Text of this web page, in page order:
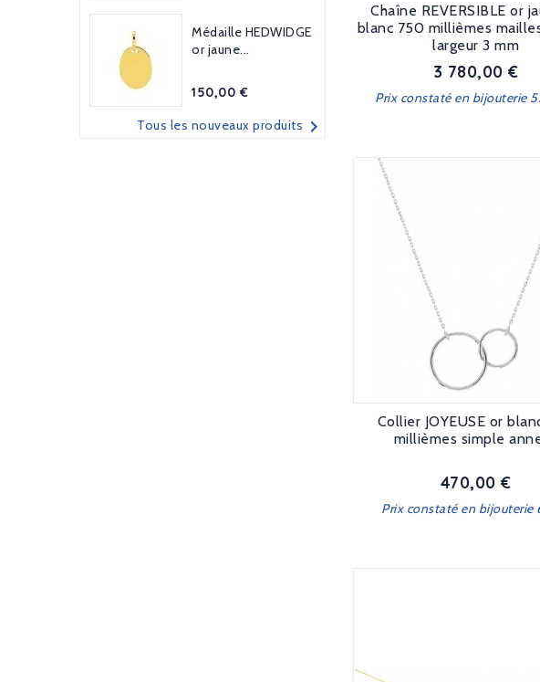
Médaille HEDWIDGE
or jaune...
Prix
150,00 €
Tous les nouveaux produits 
Chaîne REVERSIBLE or
blanc 750 millièmes
largeur 3 mm
Prix
3 780,00 €
Prix constaté en bijouterie
Collier JOYEUSE or
millièmes simple
Prix
470,00 €
Prix constaté en